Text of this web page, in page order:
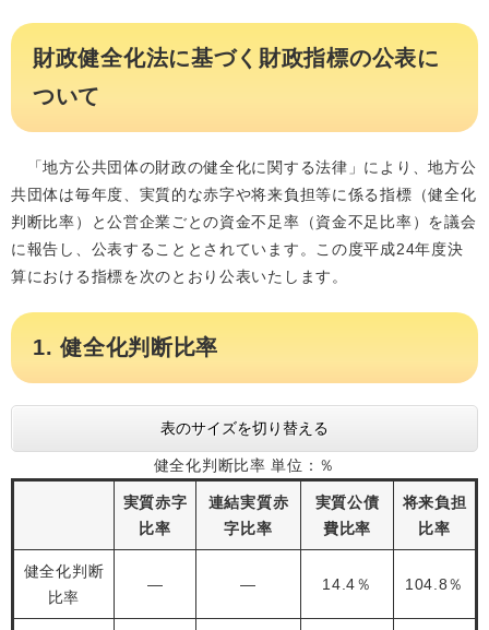
財政健全化法に基づく財政指標の公表に
ついて
「地方公共団体の財政の健全化に関する法律」により、地方公
共団体は毎年度、実質的な赤字や将来負担等に係る指標（健全化
判断比率）と公営企業ごとの資金不足率（資金不足比率）を議会
に報告し、公表することとされています。この度平成24年度決
算における指標を次のとおり公表いたします。
1. 健全化判断比率
表のサイズを切り替える
健全化判断比率 単位：％
実質赤字
比率
連結実質赤
字比率
実質公債
費比率
将来負担
比率
健全化判断
比率
― ― 14.4％ 104.8％